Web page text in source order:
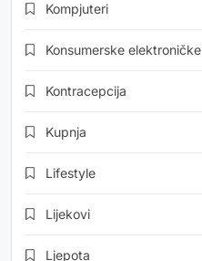
Kompjuteri
Konsumerske elektroničke
Kontracepcija
Kupnja
Lifestyle
Lijekovi
Ljepota